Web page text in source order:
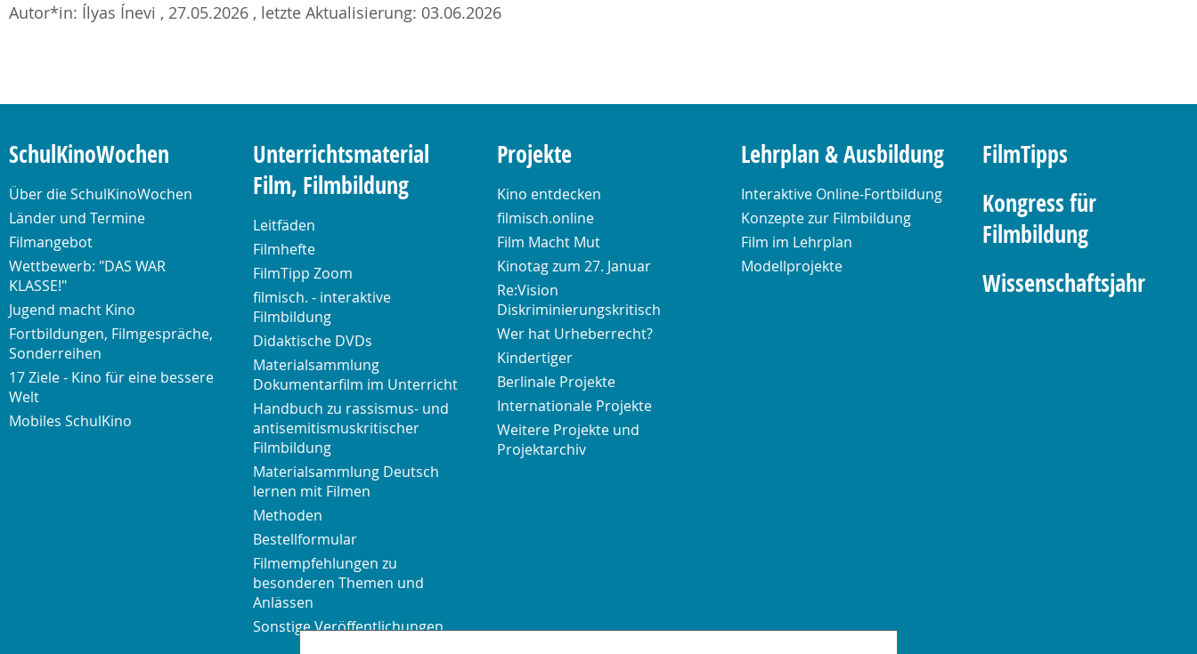
Autor*in: Ílyas Ínevi , 27.05.2026 , letzte Aktualisierung: 03.06.2026
SchulKinoWochen
Über die SchulKinoWochen
Länder und Termine
Filmangebot
Wettbewerb: "DAS WAR
KLASSE!"
Jugend macht Kino
Fortbildungen, Filmgespräche,
Sonderreihen
17 Ziele - Kino für eine bessere
Welt
Mobiles SchulKino
Unterrichtsmaterial
Film, Filmbildung
Leitfäden
Filmhefte
FilmTipp Zoom
filmisch. - interaktive
Filmbildung
Didaktische DVDs
Materialsammlung
Dokumentarfilm im Unterricht
Handbuch zu rassismus- und
antisemitismuskritischer
Filmbildung
Materialsammlung Deutsch
lernen mit Filmen
Methoden
Bestellformular
Filmempfehlungen zu
besonderen Themen und
Anlässen
Sonstige Veröffentlichungen
Projekte
Kino entdecken
filmisch.online
Film Macht Mut
Kinotag zum 27. Januar
Re:Vision
Diskriminierungskritisch
Wer hat Urheberrecht?
Kindertiger
Berlinale Projekte
Internationale Projekte
Weitere Projekte und
Projektarchiv
Lehrplan & Ausbildung
Interaktive Online-Fortbildung
Konzepte zur Filmbildung
Film im Lehrplan
Modellprojekte
FilmTipps
Kongress für
Filmbildung
Wissenschaftsjahr